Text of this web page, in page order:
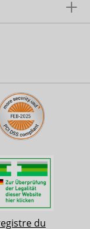
du